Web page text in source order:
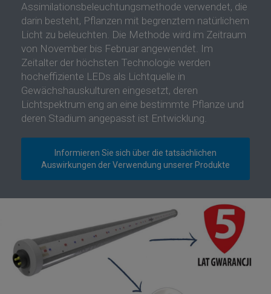
Assimilationsbeleuchtungsmethode verwendet, die
darin besteht, Pflanzen mit begrenztem natürlichem
Licht zu beleuchten. Die Methode wird im Zeitraum
von November bis Februar angewendet. Im
Zeitalter der höchsten Technologie werden
hocheffiziente LEDs als Lichtquelle in
Gewächshauskulturen eingesetzt, deren
Lichtspektrum eng an eine bestimmte Pflanze und
deren Stadium angepasst ist Entwicklung.
Informieren Sie sich über die tatsächlichen
Auswirkungen der Verwendung unserer Produkte